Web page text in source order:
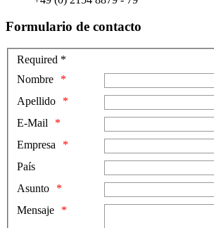
Formulario de contacto
Required *
Nombre
Apellido
E-Mail
Empresa
País
Asunto
Mensaje